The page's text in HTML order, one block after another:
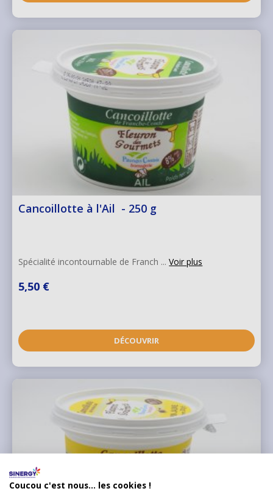
Cancoillotte à l'Ail - 250 g
Spécialité incontournable de Franch ...Voir plus
5,50 €
DÉCOUVRIR
Coucou c'est nous... les cookies !